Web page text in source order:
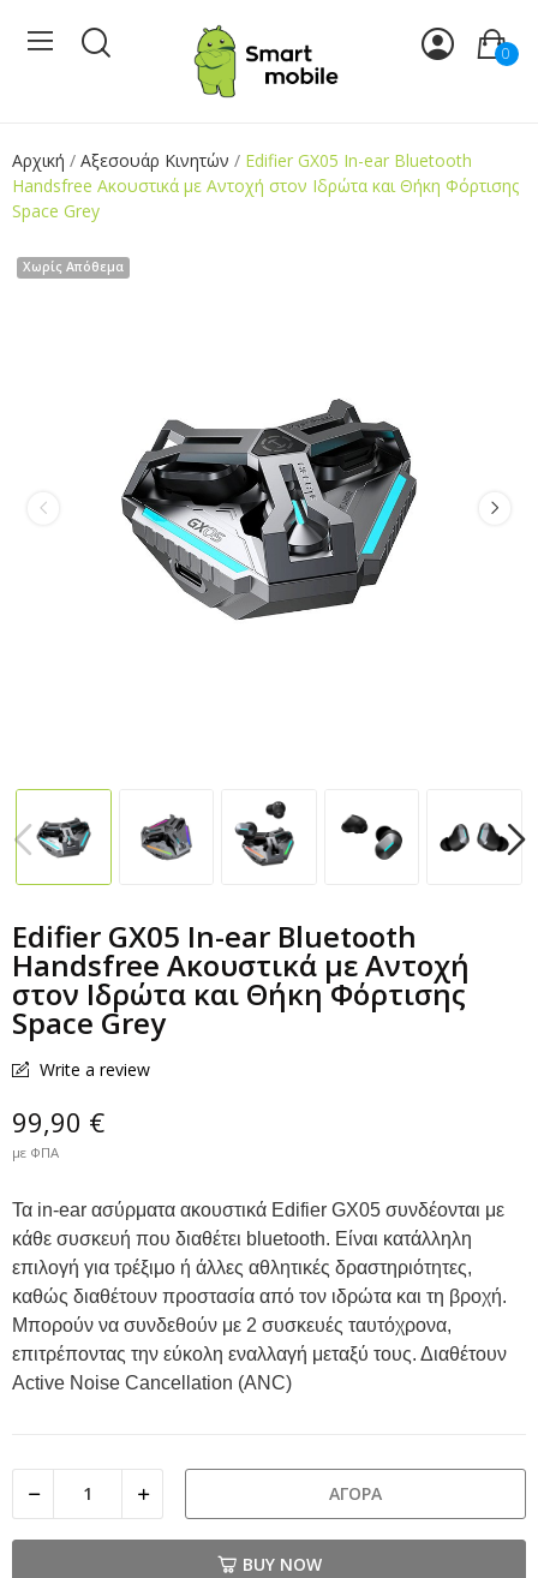
0
Αρχική Αξεσουάρ Κινητών
Edifier GX05 In-ear Bluetooth
Handsfree Ακουστικά με Αντοχή στον Ιδρώτα και Θήκη Φόρτισης
Space Grey
Χωρίς Απόθεμα
Edifier GX05 In-ear Bluetooth
Handsfree Ακουστικά με Αντοχή
στον Ιδρώτα και Θήκη Φόρτισης
Space Grey
Write a review
99,90 €
με ΦΠΑ
Τα in-ear ασύρματα ακουστικά Edifier GX05 συνδέονται με
κάθε συσκευή που διαθέτει bluetooth. Είναι κατάλληλη
επιλογή για τρέξιμο ή άλλες αθλητικές δραστηριότητες,
καθώς διαθέτουν προστασία από τον ιδρώτα και τη βροχή.
Μπορούν να συνδεθούν με 2 συσκευές ταυτόχρονα,
επιτρέποντας την εύκολη εναλλαγή μεταξύ τους. Διαθέτουν
Active Noise Cancellation (ANC)
ΑΓΟΡΆ
BUY NOW